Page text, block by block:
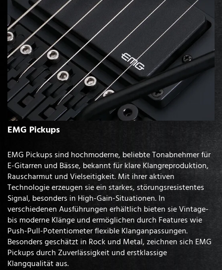
EMG Pickups
EMG Pickups sind hochmoderne, beliebte Tonabnehmer für
E-Gitarren und Bässe, bekannt für klare Klangreproduktion,
Rauscharmut und Vielseitigkeit. Mit ihrer aktiven
Technologie erzeugen sie ein starkes, störungsresistentes
Signal, besonders in High-Gain-Situationen. In
verschiedenen Ausführungen erhältlich bieten sie Vintage-
bis moderne Klänge und ermöglichen durch Features wie
Push-Pull-Potentiometer flexible Klanganpassungen.
Besonders geschätzt in Rock und Metal, zeichnen sich EMG
Pickups durch Zuverlässigkeit und erstklassige
Klangqualität aus.